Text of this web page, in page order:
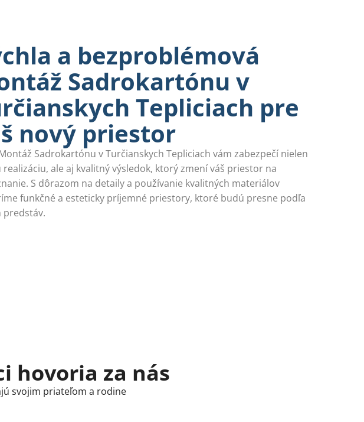
a bezproblémová
Sadrokartónu v
Tepliciach pre
nový priestor
Sadrokartónu v Turčianskych Tepliciach vám zabezpečí nielen
realizáciu, ale aj kvalitný výsledok, ktorý zmení váš priestor na
S dôrazom na detaily a používanie kvalitných materiálov
funkčné a esteticky príjemné priestory, ktoré budú presne podľa
predstáv.
hovoria za nás
svojim priateľom a rodine